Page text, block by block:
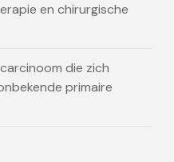
en chirurgische
die zich
primaire